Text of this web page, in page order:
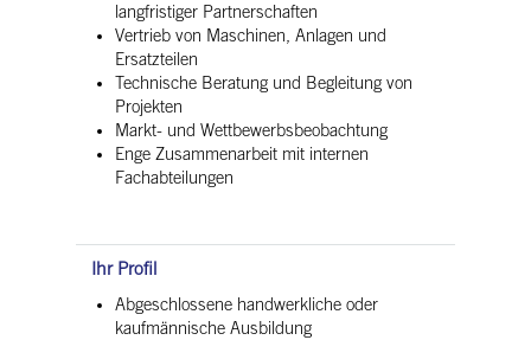
langfristiger Partnerschaften
Vertrieb von Maschinen, Anlagen und
Ersatzteilen
Technische Beratung und Begleitung von
Projekten
Markt- und Wettbewerbsbeobachtung
Enge Zusammenarbeit mit internen
Fachabteilungen
Ihr Profil
Abgeschlossene handwerkliche oder
kaufmännische Ausbildung